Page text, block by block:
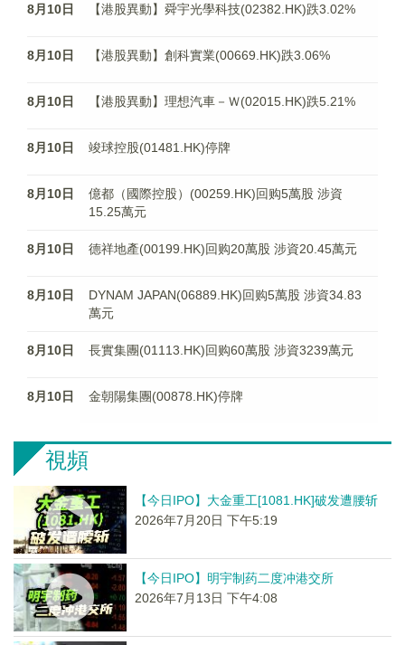
8月10日 【港股異動】舜宇光學科技(02382.HK)跌3.02%
8月10日 【港股異動】創科實業(00669.HK)跌3.06%
8月10日 【港股異動】理想汽車－Ｗ(02015.HK)跌5.21%
8月10日 竣球控股(01481.HK)停牌
8月10日
億都（國際控股）(00259.HK)回购5萬股 涉資
15.25萬元
8月10日 德祥地產(00199.HK)回购20萬股 涉資20.45萬元
8月10日
DYNAM JAPAN(06889.HK)回购5萬股 涉資34.83
萬元
8月10日 長實集團(01113.HK)回购60萬股 涉資3239萬元
8月10日 金朝陽集團(00878.HK)停牌
視頻
【今日IPO】大金重工[1081.HK]破发遭腰斩
2026年7月20日 下午5:19
【今日IPO】明宇制药二度冲港交所
2026年7月13日 下午4:08